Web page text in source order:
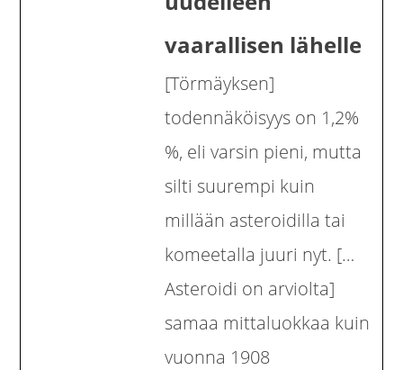
vaarallisen lähelle
[Törmäyksen]
todennäköisyys on 1,2%
%, eli varsin pieni, mutta
silti suurempi kuin
millään asteroidilla tai
komeetalla juuri nyt. […
Asteroidi on arviolta]
samaa mittaluokkaa kuin
vuonna 1908